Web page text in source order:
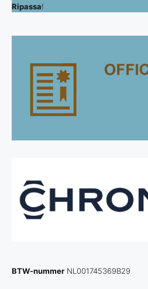
Ripassa!
BTW-nummer NL001745369B29